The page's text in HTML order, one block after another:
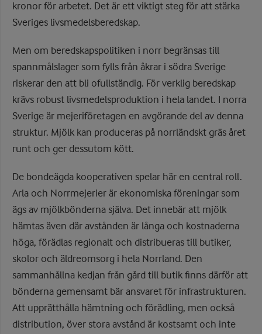
kronor för arbetet. Det är ett viktigt steg för att stärka
Sveriges livsmedelsberedskap.
Men om beredskapspolitiken i norr begränsas till
spannmålslager som fylls från åkrar i södra Sverige
riskerar den att bli ofullständig. För verklig beredskap
krävs robust livsmedelsproduktion i hela landet. I norra
Sverige är mejeriföretagen en avgörande del av denna
struktur. Mjölk kan produceras på norrländskt gräs året
runt och ger dessutom kött.
De bondeägda kooperativen spelar här en central roll.
Arla och Norrmejerier är ekonomiska föreningar som
ägs av mjölkbönderna själva. Det innebär att mjölk
hämtas även där avstånden är långa och kostnaderna
höga, förädlas regionalt och distribueras till butiker,
skolor och äldreomsorg i hela Norrland. Den
sammanhållna kedjan från gård till butik finns därför att
bönderna gemensamt bär ansvaret för infrastrukturen.
Att upprätthålla hämtning och förädling, men också
distribution, över stora avstånd är kostsamt och inte